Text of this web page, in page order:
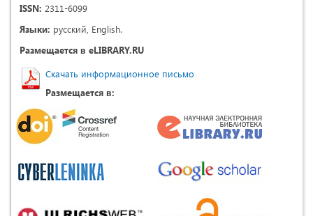
ISSN: 2311-6099
Языки: русский, English.
Размещается в eLIBRARY.RU
Скачать информационное письмо
Размещается в: